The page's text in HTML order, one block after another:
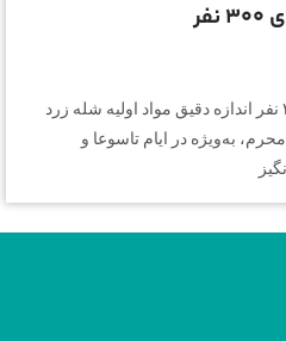
طرز تهیه شله زرد نذری برای ۳۰۰ نفر اندازه دقیق مواد اولیه شله زرد
به‌ویژه در ایام تاسوعا و